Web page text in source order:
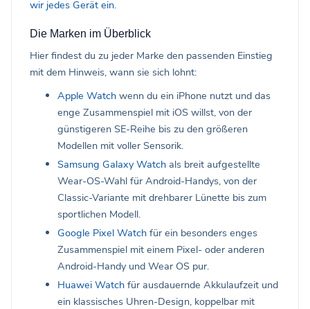
wir jedes Gerät ein.
Die Marken im Überblick
Hier findest du zu jeder Marke den passenden Einstieg
mit dem Hinweis, wann sie sich lohnt:
Apple Watch wenn du ein iPhone nutzt und das
enge Zusammenspiel mit iOS willst, von der
günstigeren SE-Reihe bis zu den größeren
Modellen mit voller Sensorik.
Samsung Galaxy Watch als breit aufgestellte
Wear-OS-Wahl für Android-Handys, von der
Classic-Variante mit drehbarer Lünette bis zum
sportlichen Modell.
Google Pixel Watch für ein besonders enges
Zusammenspiel mit einem Pixel- oder anderen
Android-Handy und Wear OS pur.
Huawei Watch für ausdauernde Akkulaufzeit und
ein klassisches Uhren-Design, koppelbar mit